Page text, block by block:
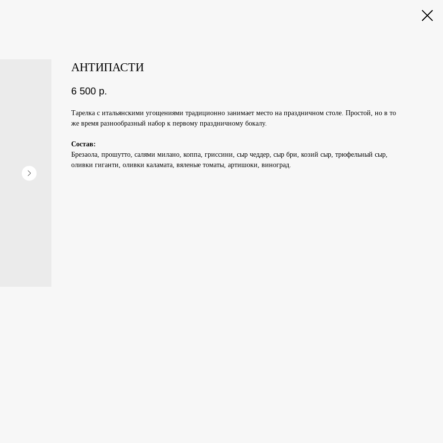
АНТИПАСТИ
6 500 р.
Тарелка с итальянскими угощениями традиционно занимает место на праздничном столе. Простой, но в то
же время разнообразный набор к первому праздничному бокалу.
Состав:
Брезаола, прошутто, салями милано, коппа, гриссини, сыр чеддер, сыр бри, козий сыр, трюфельный сыр,
оливки гиганти, оливки каламата, вяленые томаты, артишоки, виноград.